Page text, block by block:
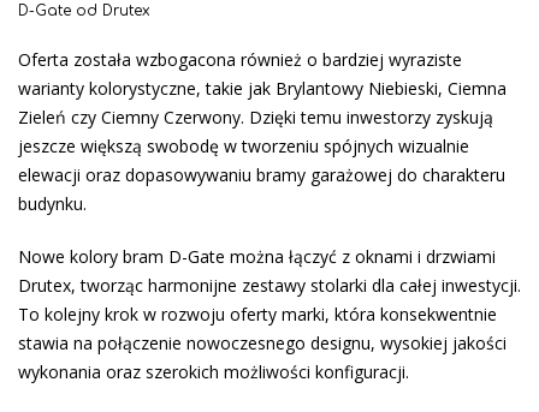
D-Gate od Drutex
Oferta została wzbogacona również o bardziej wyraziste
warianty kolorystyczne, takie jak Brylantowy Niebieski, Ciemna
Zieleń czy Ciemny Czerwony. Dzięki temu inwestorzy zyskują
jeszcze większą swobodę w tworzeniu spójnych wizualnie
elewacji oraz dopasowywaniu bramy garażowej do charakteru
budynku.
Nowe kolory bram D-Gate można łączyć z oknami i drzwiami
Drutex, tworząc harmonijne zestawy stolarki dla całej inwestycji.
To kolejny krok w rozwoju oferty marki, która konsekwentnie
stawia na połączenie nowoczesnego designu, wysokiej jakości
wykonania oraz szerokich możliwości konfiguracji.